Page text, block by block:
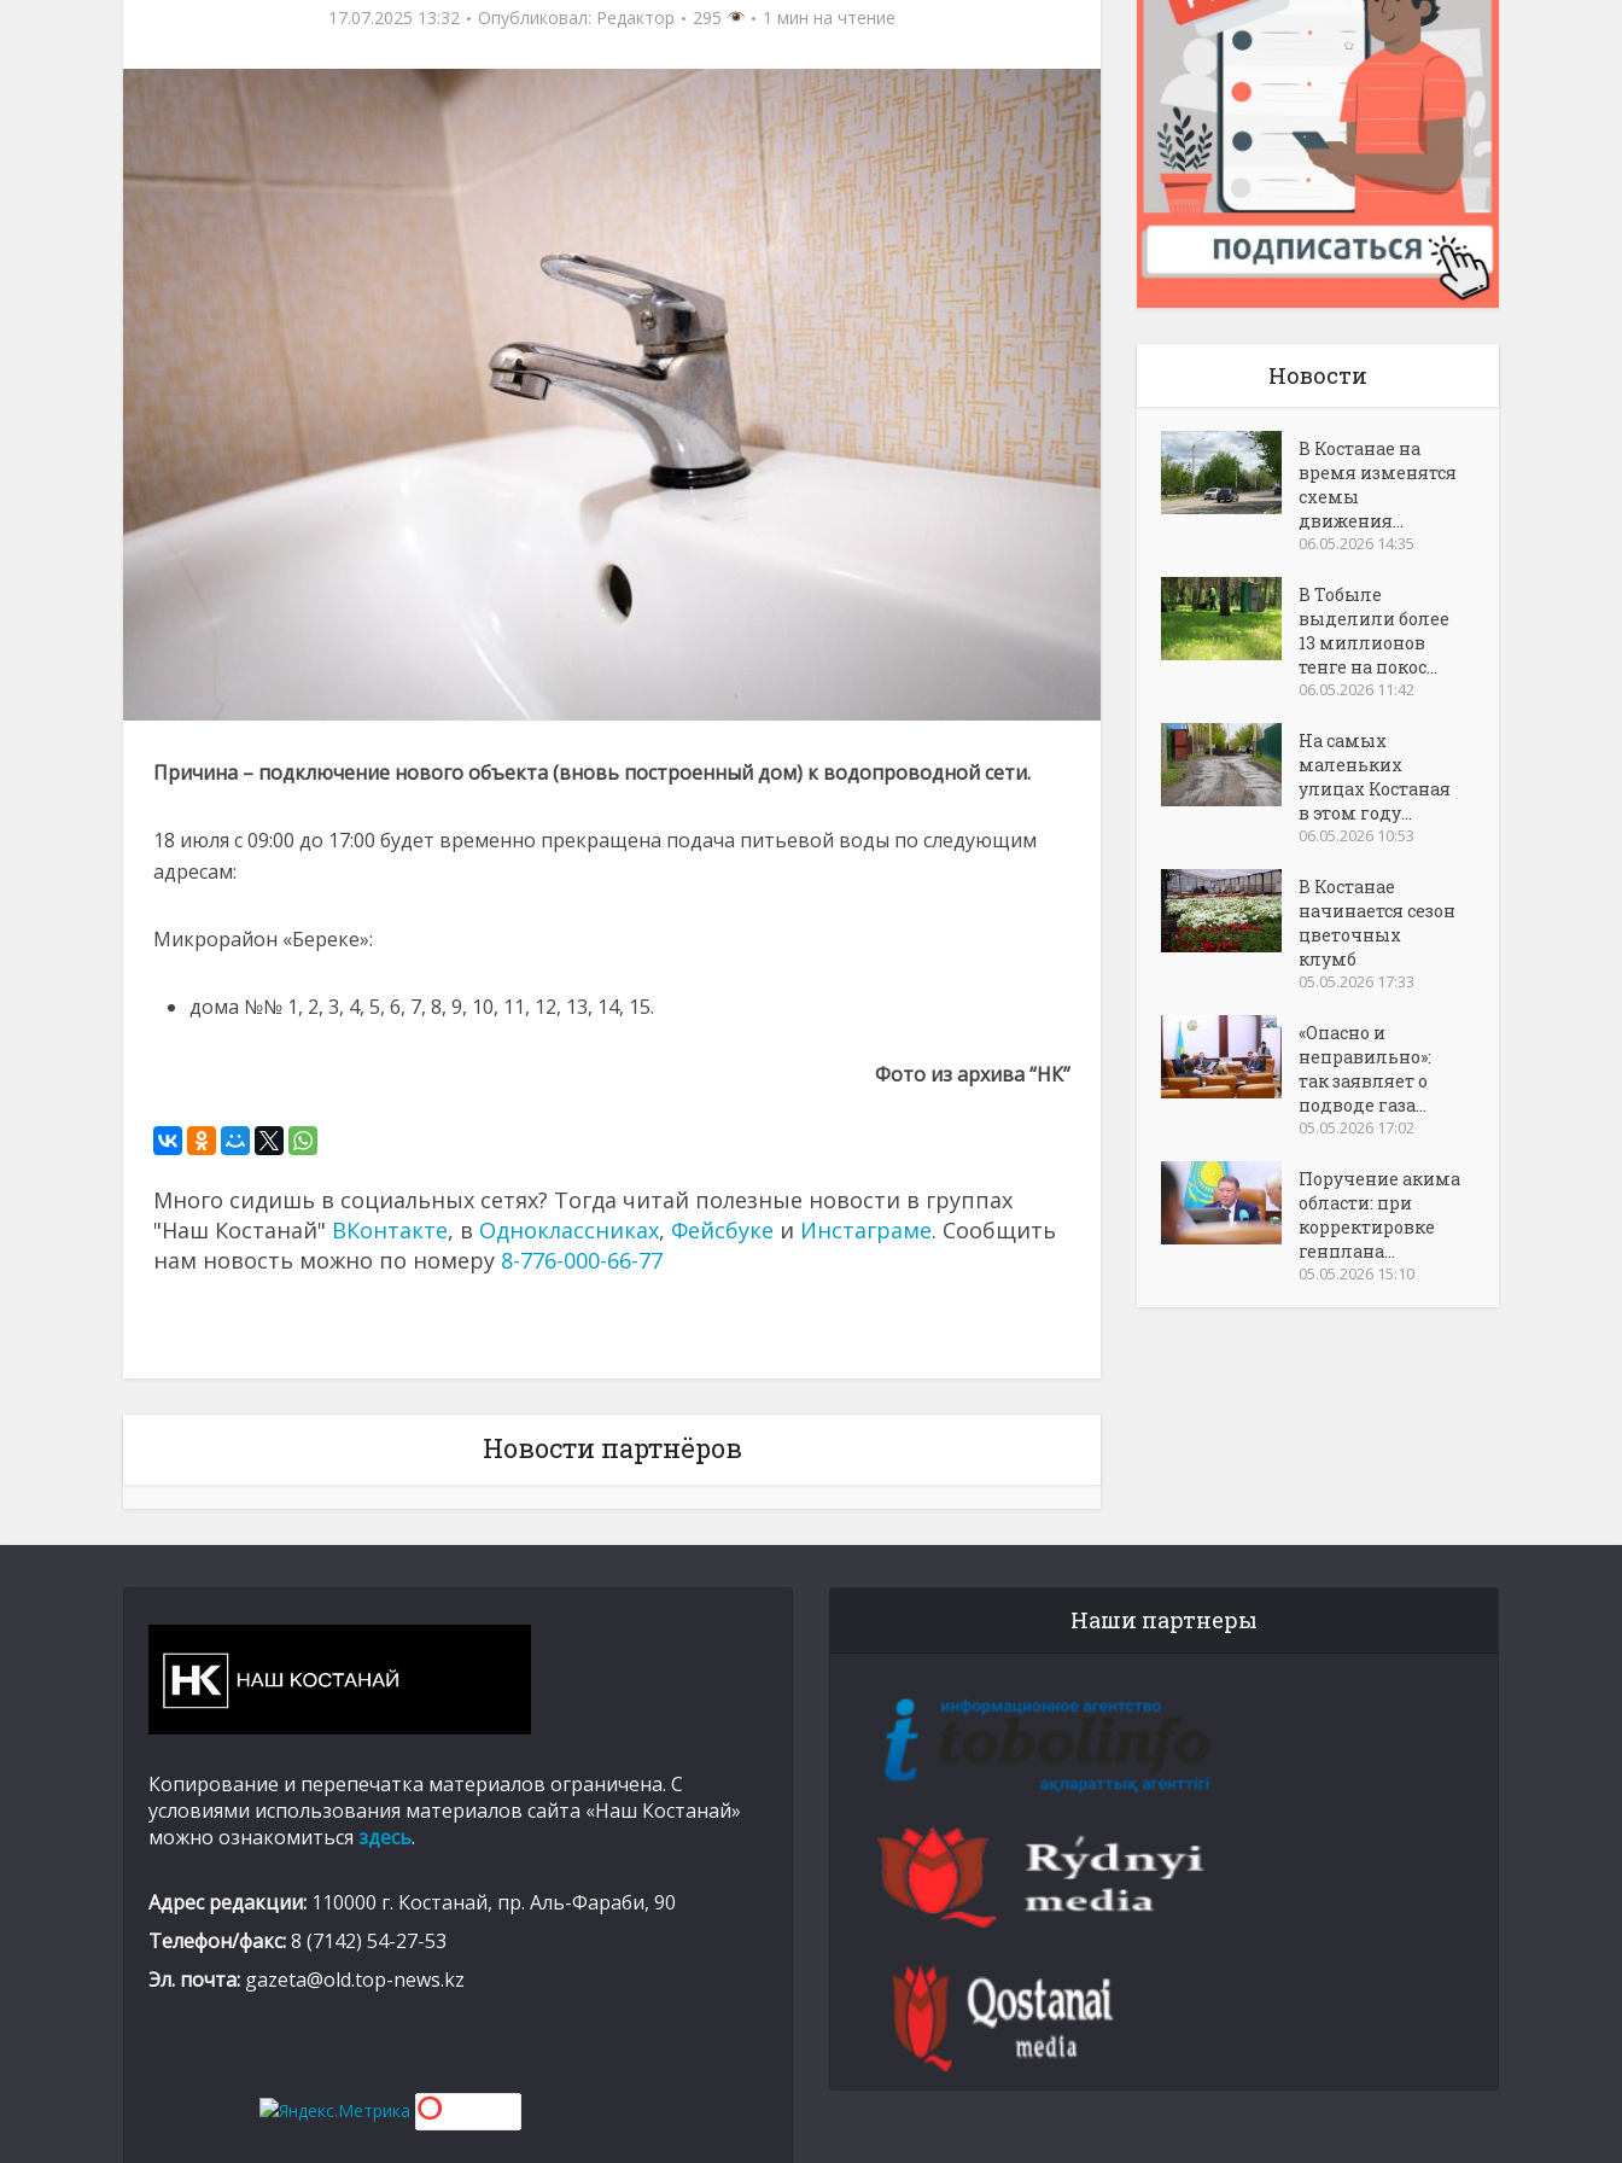
17.07.2025 13:32 Опубликовал: Редактор 295 1 мин на чтение
Причина – подключение нового объекта (вновь построенный дом) к водопроводной сети.
18 июля с 09:00 до 17:00 будет временно прекращена подача питьевой воды по следующим
адресам:
Микрорайон «Береке»:
дома №№ 1, 2, 3, 4, 5, 6, 7, 8, 9, 10, 11, 12, 13, 14, 15.
Фото из архива “НК”
Много сидишь в социальных сетях? Тогда читай полезные новости в группах
"Наш Костанай" ВКонтакте, в Одноклассниках, Фейсбуке и Инстаграме. Сообщить
нам новость можно по номеру 8-776-000-66-77
Новости партнёров
Новости
В Костанае на
время изменятся
схемы
движения...
06.05.2026 14:35
В Тобыле
выделили более
13 миллионов
тенге на покос...
06.05.2026 11:42
На самых
маленьких
улицах Костаная
в этом году...
06.05.2026 10:53
В Костанае
начинается сезон
цветочных
клумб
05.05.2026 17:33
«Опасно и
неправильно»:
так заявляет о
подводе газа...
05.05.2026 17:02
Поручение акима
области: при
корректировке
генплана...
05.05.2026 15:10
Копирование и перепечатка материалов ограничена. С
условиями использования материалов сайта «Наш Костанай»
можно ознакомиться здесь.
Адрес редакции: 110000 г. Костанай, пр. Аль-Фараби, 90
Телефон/факс:8 (7142) 54-27-53
Эл. почта: gazeta@old.top-news.kz
Наши партнеры